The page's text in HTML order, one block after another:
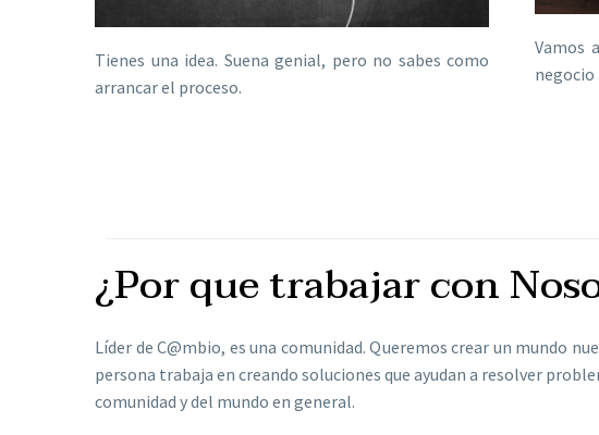
Tienes una idea. Suena genial, pero no sabes como
arrancar el proceso.
Vamos
negocio
¿Por que trabajar con
Líder de C@mbio, es una comunidad. Queremos crear un mundo
persona trabaja en creando soluciones que ayudan a resolver
comunidad y del mundo en general.